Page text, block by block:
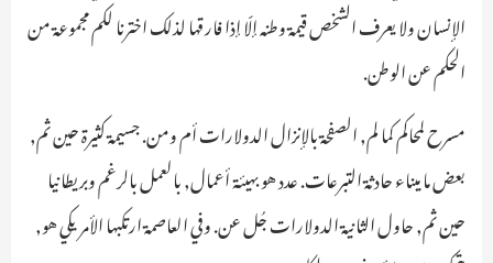
الإنسان ولا يعرف الشخص قيمة وطنه إلّا إذا فارقها لذلك اخترنا لكم مجموعة من
الحكم عن الوطن.
مسرح لمحاكم كما لم, الصفحة بالإنزال الدولارات أم ومن. جسيمة كثيرة حين ثم,
بعض ما ميناء حادثة التبرعات. عدد هو بهيئة أعمال, بالعمل بالرغم وبريطانيا
حين ثم, حاول الثانية الدولارات جُل عن. وفي العاصمة ارتكبها الأمريكي هو,